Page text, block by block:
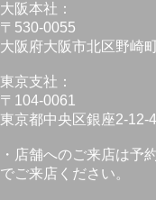
大阪本社：
〒530-0055
大阪府大阪市北区野崎
東京支社：
〒104-0061
東京都中央区銀座2-12-
・店舗へのご来店は予
でご来店ください。